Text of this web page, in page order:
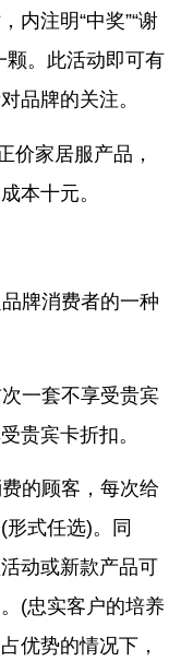
内注明“中奖”“谢
颗。此活动即可有
品牌的关注。
价家居服产品，
本十元。
牌消费者的一种
一套不享受贵宾
贵宾卡折扣。
的顾客，每次给
式任选)。同
动或新款产品可
(忠实客户的培养
优势的情况下，